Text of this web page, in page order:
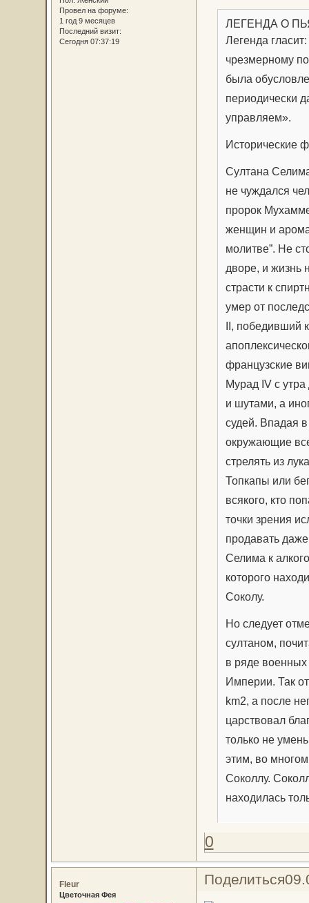
Провел на форуме:
1 год 9 месяцев
Последний визит:
Сегодня 07:37:19
ЛЕГЕНДА О
Легенда
чрезмерному
была
периодически
управляем».
Исторические
Султана
не чуждался
пророк
женщин и
молитве”. Не
дворе, и жизнь
страсти к
умер от
II, победивший
французские
Мурад IV с
и шутами, а
судей. Впадая
окружающие
стрелять из
Топкапы или
всякого, кто
точки зрения
продавать
Селима к
которого
Соколу.
Но следует
султаном,
в ряде военных
Империи. Так
km2, а после
царствовал
только не
этим, во
Соколлу.
находилась
0
Поделиться
Fleur
Цветочная Фея